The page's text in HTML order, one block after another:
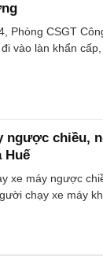
Phòng CSGT
vào làn khẩn
ngược chiều,
Huế
xe máy ngược
chạy xe máy